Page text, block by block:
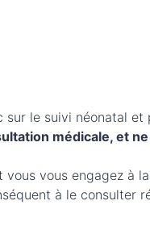
le suivi néonatal
médicale, et
vous engagez à
à le consulter